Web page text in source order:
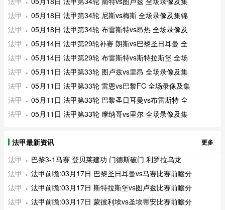
法甲
05月18日 法甲第34轮 尼斯vs梅斯 全场录像及集锦
法甲
05月18日 法甲第34轮 布雷斯特vs昂热 全场录像及
法甲
05月14日 法甲第29轮补赛 朗斯vs巴黎圣日耳曼 全
法甲
05月14日 法甲第29轮 布雷斯特vs斯特拉斯堡 全场
法甲
05月11日 法甲第33轮 图卢兹vs里昂 全场录像及集
法甲
05月11日 法甲第33轮 雷恩vs巴黎FC 全场录像及集
法甲
05月11日 法甲第33轮 巴黎圣日耳曼vs布雷斯特 全
法甲
05月11日 法甲第33轮 摩纳哥vs里尔 全场录像及集
法甲最新资讯 更多
法甲
巴黎3-1马赛 登贝莱建功 门德斯破门 利罗拉乌龙
法甲
法甲前瞻:03月17日 巴黎圣日耳曼vs马赛比赛前瞻分
法甲
法甲前瞻:03月17日 斯特拉斯堡vs图卢兹比赛前瞻分
法甲
法甲前瞻:03月17日 蒙彼利埃vs圣埃蒂安比赛前瞻分